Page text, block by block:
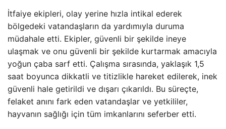
İtfaiye ekipleri, olay yerine hızla intikal ederek
bölgedeki vatandaşların da yardımıyla duruma
müdahale etti. Ekipler, güvenli bir şekilde ineye
ulaşmak ve onu güvenli bir şekilde kurtarmak amacıyla
yoğun çaba sarf etti. Çalışma sırasında, yaklaşık 1,5
saat boyunca dikkatli ve titizlikle hareket edilerek, inek
güvenli hale getirildi ve dışarı çıkarıldı. Bu süreçte,
felaket anını fark eden vatandaşlar ve yetkililer,
hayvanın sağlığı için tüm imkanlarını seferber etti.